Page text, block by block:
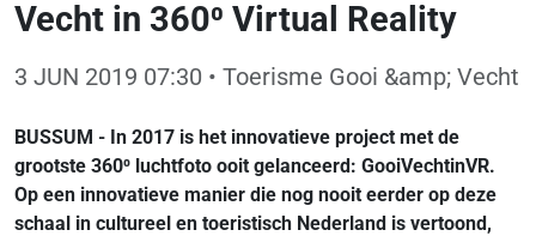
Vecht in 360⁰ Virtual Reality
3 JUN 2019 07:30 • Toerisme Gooi &amp; Vecht
BUSSUM - In 2017 is het innovatieve project met de
grootste 360⁰ luchtfoto ooit gelanceerd: GooiVechtinVR.
Op een innovatieve manier die nog nooit eerder op deze
schaal in cultureel en toeristisch Nederland is vertoond,